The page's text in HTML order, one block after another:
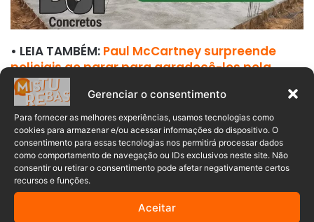
Gerenciar o consentimento
Para fornecer as melhores experiências, usamos tecnologias como
cookies para armazenar e/ou acessar informações do dispositivo. O
consentimento para essas tecnologias nos permitirá processar dados
como comportamento de navegação ou IDs exclusivos neste site. Não
consentir ou retirar o consentimento pode afetar negativamente certos
recursos e funções.
Aceitar
• LEIA TAMBÉM: Paul McCartney surpreende
policiais ao parar para agradecê-los pela
escolta em show de Florianópolis
No entanto, foi na Rede Globo, onde ingressou em 1975,
que conquistou maior projeção. Entre seus papéis de
destaque estão o irreverente Barbosa, do humorístico TV
Pirata, e o carismático Vlad, da novela Vamp.
Com uma carreira que atravessou décadas e encantou
gerações, Ney Latorraca deixa um legado inestimável para